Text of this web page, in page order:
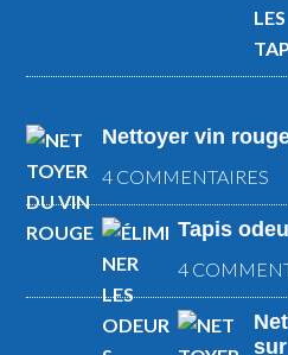
Nettoyer vin
4 COMMENTAIRES
Tapis
4